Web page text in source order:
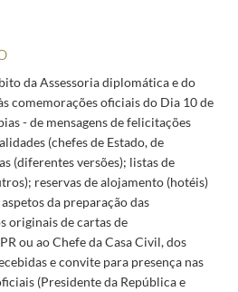
da Assessoria diplomática e do
comemorações oficiais do Dia 10 de
- de mensagens de felicitações
(chefes de Estado, de
(diferentes versões); listas de
reservas de alojamento (hotéis)
da preparação das
originais de cartas de
ou ao Chefe da Casa Civil, dos
e convite para presença nas
(Presidente da República e